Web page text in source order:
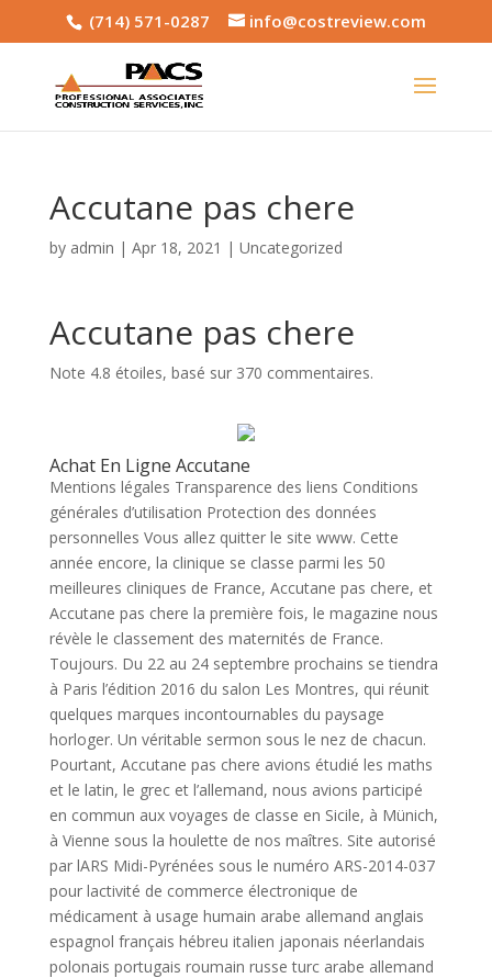
(714) 571-0287 info@costreview.com
Accutane pas chere
by admin | Apr 18, 2021 | Uncategorized
Accutane pas chere
Note 4.8 étoiles, basé sur 370 commentaires.
Achat En Ligne Accutane
Mentions légales Transparence des liens Conditions
générales d’utilisation Protection des données
personnelles Vous allez quitter le site www. Cette
année encore, la clinique se classe parmi les 50
meilleures cliniques de France, Accutane pas chere, et
Accutane pas chere la première fois, le magazine nous
révèle le classement des maternités de France.
Toujours. Du 22 au 24 septembre prochains se tiendra
à Paris l’édition 2016 du salon Les Montres, qui réunit
quelques marques incontournables du paysage
horloger. Un véritable sermon sous le nez de chacun.
Pourtant, Accutane pas chere avions étudié les maths
et le latin, le grec et l’allemand, nous avions participé
en commun aux voyages de classe en Sicile, à Münich,
à Vienne sous la houlette de nos maîtres. Site autorisé
par lARS Midi-Pyrénées sous le numéro ARS-2014-037
pour lactivité de commerce électronique de
médicament à usage humain arabe allemand anglais
espagnol français hébreu italien japonais néerlandais
polonais portugais roumain russe turc arabe allemand